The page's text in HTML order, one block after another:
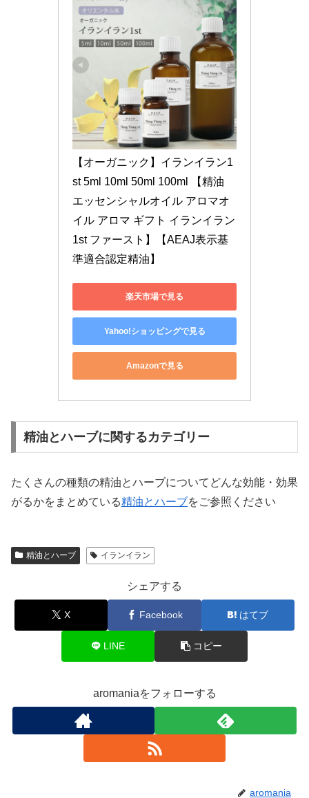
【オーガニック】イランイラン1
st 5ml 10ml 50ml 100ml 【精油
エッセンシャルオイル アロマオ
イル アロマ ギフト イランイラン
1st ファースト】【AEAJ表示基
準適合認定精油】
楽天市場で見る
Yahoo!ショッピングで見る
Amazonで見る
精油とハーブに関するカテゴリー
たくさんの種類の精油とハーブについてどんな効能・効果
がるかをまとめている精油とハーブをご参照ください
精油とハーブ イランイラン
シェアする
X Facebook はてブ
LINE コピー
aromaniaをフォローする
aromania